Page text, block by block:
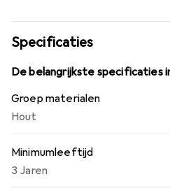
Specificaties
De belangrijkste specificaties
Groep materialen
Hout
Minimumleeftijd
3 Jaren